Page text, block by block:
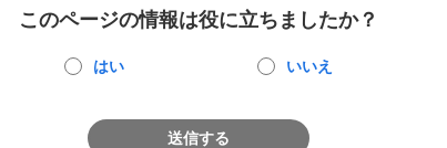
このページの情報は役に立ちましたか？
はい いいえ
送信する